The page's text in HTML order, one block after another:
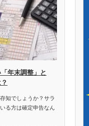
年末調整」と
知でしょうか？サラ
る方は確定申告なん